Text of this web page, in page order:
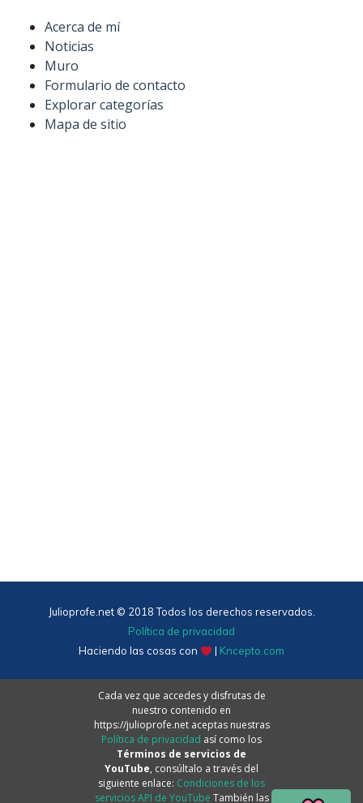
Acerca de mí
Noticias
Muro
Formulario de contacto
Explorar categorías
Mapa de sitio
Julioprofe.net © 2018 Todos los derechos reservados.
Política de privacidad
Haciendo las cosas con
| Kncepto.com
Cada vez que accedes y disfrutas de
nuestro contenido en
https://julioprofe.net aceptas nuestras
Política de privacidad así como los
Términos de servicios de
YouTube, consúltalo a través del
siguiente enlace: Condiciones de los
servicios API de YouTube También las